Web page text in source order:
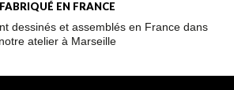
FABRIQUÉ EN FRANCE
dessinés et assemblés en France dans
notre atelier à Marseille